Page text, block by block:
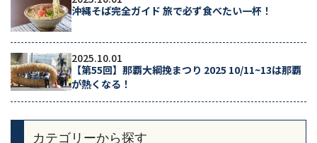
沖縄そば完全ガイド 旅で必ず食べたい一杯！
2025.10.01
【第55回】那覇大綱挽まつり 2025 10/11~13は那覇
が熱くなる！
カテゴリーから探す